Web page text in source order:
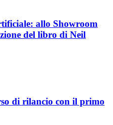
allo Showroom
del libro di Neil
di rilancio con il primo